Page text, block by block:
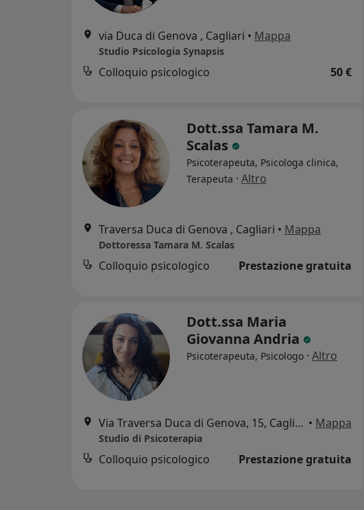
via Duca di Genova , Cagliari • Mappa
Studio Psicologia Synapsis
Colloquio psicologico 50 €
Dott.ssa Tamara M.
Scalas
Psicoterapeuta, Psicologa clinica,
Terapeuta · Altro
Traversa Duca di Genova , Cagliari • Mappa
Dottoressa Tamara M. Scalas
Colloquio psicologico Prestazione gratuita
Dott.ssa Maria
Giovanna Andria
Psicoterapeuta, Psicologo · Altro
Via Traversa Duca di Genova, 15, Cagliari • Mappa
Studio di Psicoterapia
Colloquio psicologico Prestazione gratuita